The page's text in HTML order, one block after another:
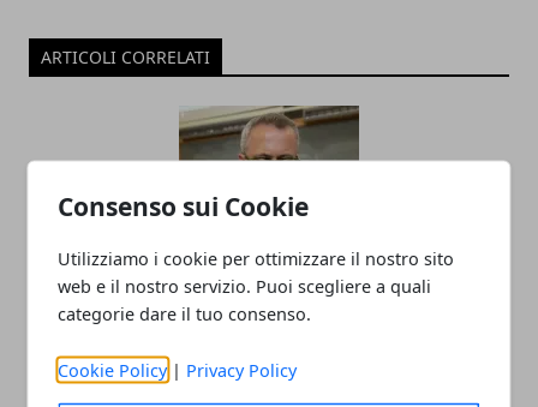
Consenso sui Cookie
Utilizziamo i cookie per ottimizzare il nostro sito
web e il nostro servizio. Puoi scegliere a quali
categorie dare il tuo consenso.
Cookie Policy | Privacy Policy
ARTICOLI CORRELATI
Il professor Nuzzolese, a Torino come a
Bari: scienza e diritti umani nel nome
dell’identità perduta